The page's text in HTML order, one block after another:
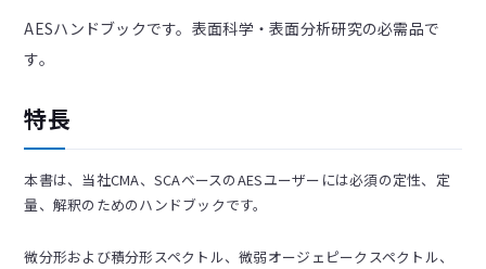
AESハンドブックです。表面科学・表面分析研究の必需品で
す。
特長
本書は、当社CMA、SCAベースのAESユーザーには必須の定性、定
量、解釈のためのハンドブックです。
微分形および積分形スペクトル、微弱オージェピークスペクトル、